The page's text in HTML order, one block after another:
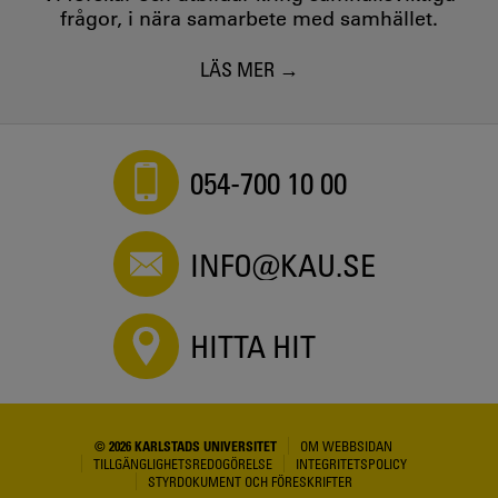
frågor, i nära samarbete med samhället.
LÄS MER
054-700 10 00
INFO@KAU.SE
HITTA HIT
© 2026 KARLSTADS UNIVERSITET
OM WEBBSIDAN
TILLGÄNGLIGHETSREDOGÖRELSE
INTEGRITETSPOLICY
STYRDOKUMENT OCH FÖRESKRIFTER